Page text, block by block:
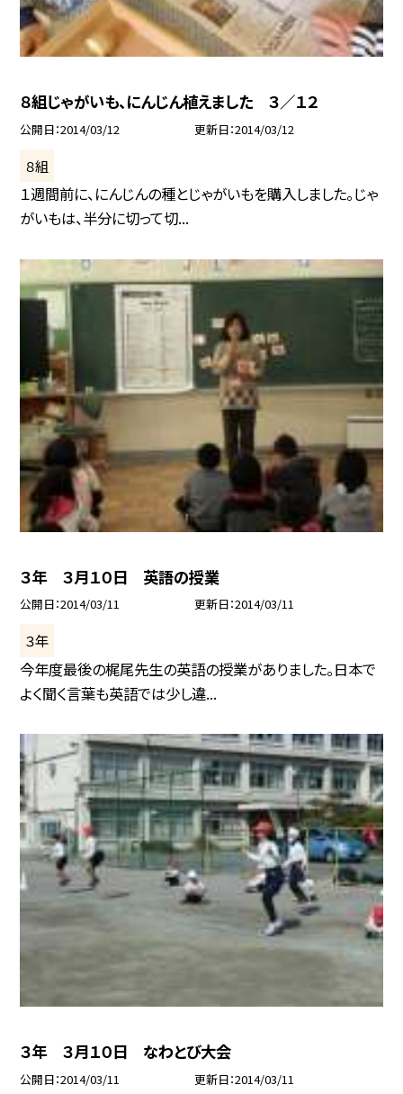
８組じゃがいも、にんじん植えました ３／１２
公開日 2014/03/12 更新日 2014/03/12
８組
１週間前に、にんじんの種とじゃがいもを購入しました。じゃ
がいもは、半分に切って切...
３年 ３月１０日 英語の授業
公開日 2014/03/11 更新日 2014/03/11
３年
今年度最後の梶尾先生の英語の授業がありました。日本で
よく聞く言葉も英語では少し違...
３年 ３月１０日 なわとび大会
公開日 2014/03/11 更新日 2014/03/11